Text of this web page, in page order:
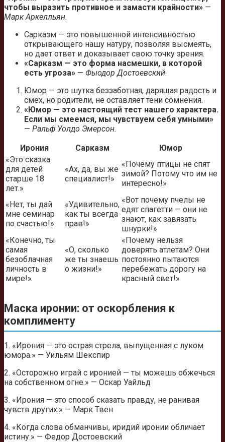
чтобы выразить противное и замасти крайности» —
Марк Аркелльян.
Сарказм — это повышенной интенсивностью
открывающего нашу натуру, позволяя высмеять,
но дает ответ и доказывает свою точку зрения.
«Сарказм — это форма насмешки, в которой
есть угроза» — Фыодор Достоевский.
Юмор — это шутка беззаботная, дарящая радость и
смех, но родители, не оставляет тени сомнения.
«Юмор — это настоящий тест нашего характера.
Если мы смеемся, мы чувствуем себя умными»
— Ральф Уолдо Эмерсон.
Ирония
Сарказм
Юмор
«Это сказка
для детей
старше 18
лет.»
«Ах, да, вы же
специалист!»
«Почему птицы не спят
зимой? Потому что им не
интересно!»
«Нет, ты дай
мне семинар
по счастью!»
«Удивительно,
как ты всегда
прав!»
«Вот почему пчелы не
едят спагетти — они не
знают, как завязать
шнурки!»
«Конечно, ты
самая
безоблачная
личность в
мире!»
«О, сколько
же ты знаешь
о жизни!»
«Почему нельзя
доверять атлетам? Они
постоянно пытаются
перебежать дорогу на
красный свет!»
Маска иронии: от оскорбления к
комплименту
1. «Ирония — это острая стрела, выпущенная с луком
юмора.» — Уильям Шекспир
2. «Осторожно играй с иронией — ты можешь обжечься
на собственном огне.» — Оскар Уайльд
3. «Ирония — это способ сказать правду, не ранивая
чувств других.» — Марк Твен
4. «Когда слова обманчивы, иридий иронии обличает
истину.» — Федор Достоевский